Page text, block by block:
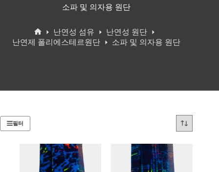
소파 및 의자용 원단
홈
난연성 섬유
난연성 원단
난연제 폴리에스테르원단
소파 및 의자용 원단
필터